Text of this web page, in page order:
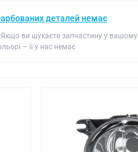
деталей немає
ви шукаєте запчастину у вашому
– її у нас немає